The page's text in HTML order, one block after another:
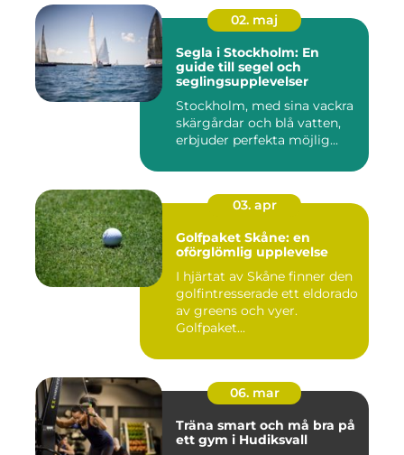
02. maj
Segla i Stockholm: En
guide till segel och
seglingsupplevelser
Stockholm, med sina vackra
skärgårdar och blå vatten,
erbjuder perfekta möjlig...
03. apr
Golfpaket Skåne: en
oförglömlig upplevelse
I hjärtat av Skåne finner den
golfintresserade ett eldorado
av greens och vyer.
Golfpaket...
06. mar
Träna smart och må bra på
ett gym i Hudiksvall